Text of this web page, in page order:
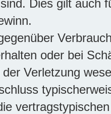
Dies gilt auch
oder bei
Verletzung